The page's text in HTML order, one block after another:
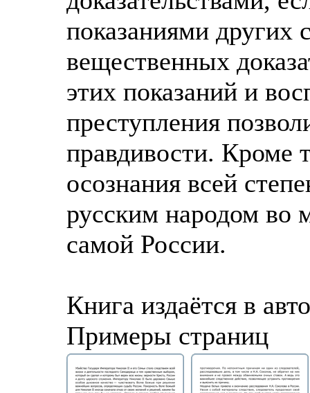
показаниями других
вещественных
этих показаний и
преступления
правдивости. Кроме
осознания всей
русским народом во
самой России.
Книга издаётся в
Примеры страниц